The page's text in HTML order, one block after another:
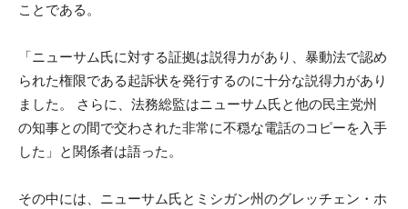
ことである。
「ニューサム氏に対する証拠は説得力があり、暴動法で認め
られた権限である起訴状を発行するのに十分な説得力があり
ました。 さらに、法務総監はニューサム氏と他の民主党州
の知事との間で交わされた非常に不穏な電話のコピーを入手
した」と関係者は語った。
その中には、ニューサム氏とミシガン州のグレッチェン・ホ